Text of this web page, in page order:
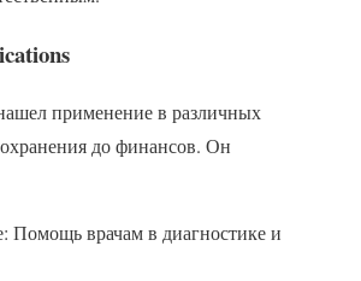
применение в различных
до финансов. Он
Помощь врачам в диагностике и